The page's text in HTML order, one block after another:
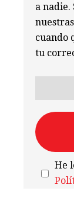
a nadie.
cuando
tu
He